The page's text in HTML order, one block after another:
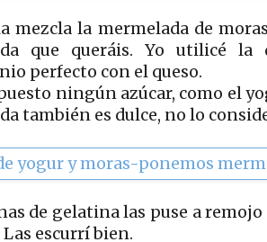
mezcla la mermelada de
que queráis. Yo utilicé la
perfecto con el queso.
ningún azúcar, como el
también es dulce, no lo
de gelatina las puse a
escurrí bien.